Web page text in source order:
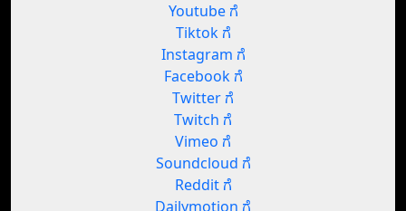
Youtube ಗೆ
Tiktok ಗೆ
Instagram ಗೆ
Facebook ಗೆ
Twitter ಗೆ
Twitch ಗೆ
Vimeo ಗೆ
Soundcloud ಗೆ
Reddit ಗೆ
Dailymotion ಗೆ